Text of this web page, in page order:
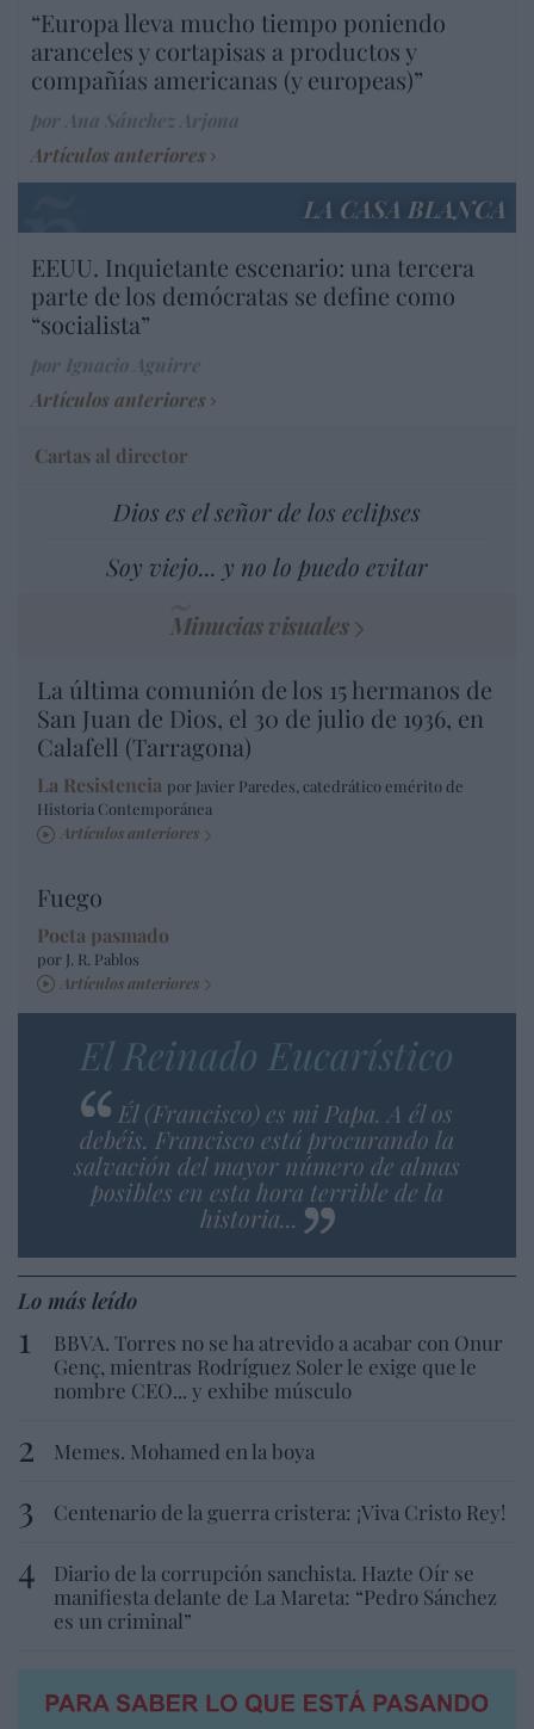
“Europa lleva mucho tiempo poniendo
aranceles y cortapisas a productos y
compañías americanas (y europeas)”
Artículos anteriores
LA CASA BLANCA
EEUU. Inquietante escenario: una tercera
parte de los demócratas se define como
“socialista”
Artículos anteriores
Cartas al director
Dios es el señor de los eclipses
Soy viejo... y no lo puedo evitar
Minucias visuales
La última comunión de los 15 hermanos de
San Juan de Dios, el 30 de julio de 1936, en
Calafell (Tarragona)
La Resistencia por Javier Paredes, catedrático emérito de
Historia Contemporánea
Artículos anteriores
Fuego
Poeta pasmado
por J. R. Pablos
Artículos anteriores
El Reinado Eucarístico
Él (Francisco) es mi Papa. A él os
debéis. Francisco está procurando la
salvación del mayor número de almas
posibles en esta hora terrible de la
historia...
Lo más leído
BBVA. Torres no se ha atrevido a acabar con Onur
Genç, mientras Rodríguez Soler le exige que le
nombre CEO... y exhibe músculo
Memes. Mohamed en la boya
Centenario de la guerra cristera: ¡Viva Cristo Rey!
Diario de la corrupción sanchista. Hazte Oír se
manifiesta delante de La Mareta: “Pedro Sánchez
es un criminal”